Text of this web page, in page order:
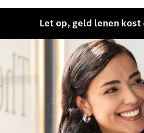
Onderdelen
accessoires
Let op, geld lenen kost